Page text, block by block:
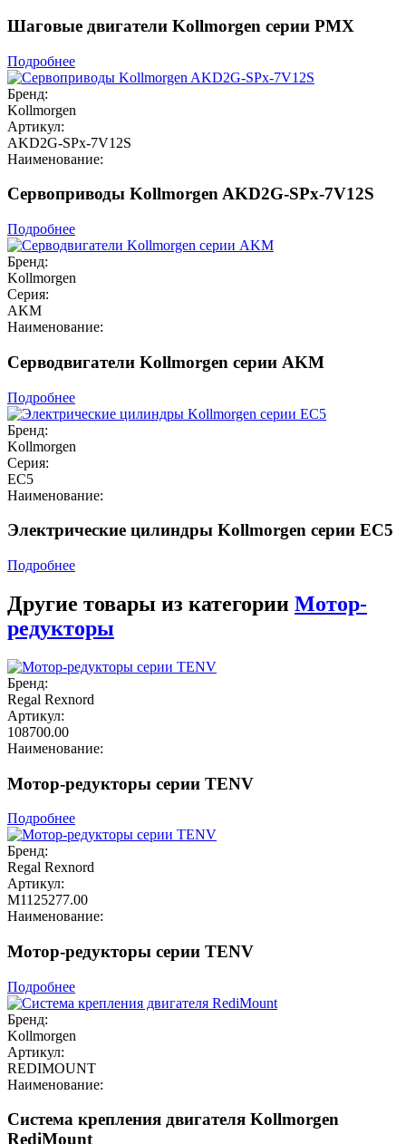
Шаговые двигатели Kollmorgen серии PMX
Подробнее
Бренд:
Kollmorgen
Артикул:
AKD2G-SPx-7V12S
Наименование:
Сервоприводы Kollmorgen AKD2G-SPx-7V12S
Подробнее
Бренд:
Kollmorgen
Серия:
AKM
Наименование:
Серводвигатели Kollmorgen серии AKM
Подробнее
Бренд:
Kollmorgen
Серия:
EC5
Наименование:
Электрические цилиндры Kollmorgen серии EC5
Подробнее
Другие товары из категории Мотор-
редукторы
Бренд:
Regal Rexnord
Артикул:
108700.00
Наименование:
Мотор-редукторы серии TENV
Подробнее
Бренд:
Regal Rexnord
Артикул:
М1125277.00
Наименование:
Мотор-редукторы серии TENV
Подробнее
Бренд:
Kollmorgen
Артикул:
REDIMOUNT
Наименование:
Система крепления двигателя Kollmorgen
RediMount